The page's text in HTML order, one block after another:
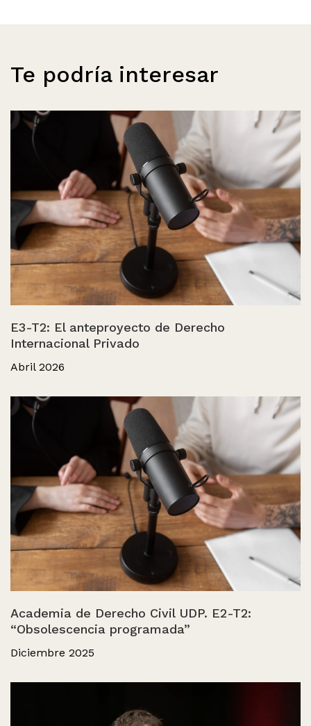
Te podría interesar
E3-T2: El anteproyecto de Derecho
Internacional Privado
Abril 2026
Academia de Derecho Civil UDP. E2-T2:
“Obsolescencia programada”
Diciembre 2025